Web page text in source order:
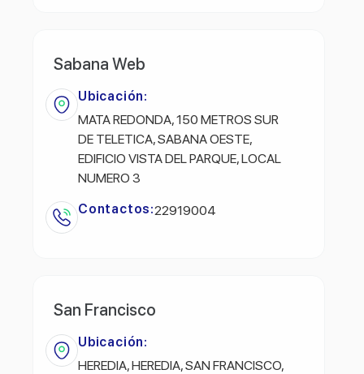
Sabana Web
Ubicación:
MATA REDONDA, 150 METROS SUR
DE TELETICA, SABANA OESTE,
EDIFICIO VISTA DEL PARQUE, LOCAL
NUMERO 3
Contactos:22919004
San Francisco
Ubicación:
HEREDIA, HEREDIA, SAN FRANCISCO,